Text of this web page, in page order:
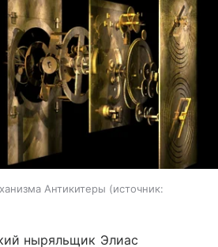
Антикитеры
источник:
ныряльщик Элиас